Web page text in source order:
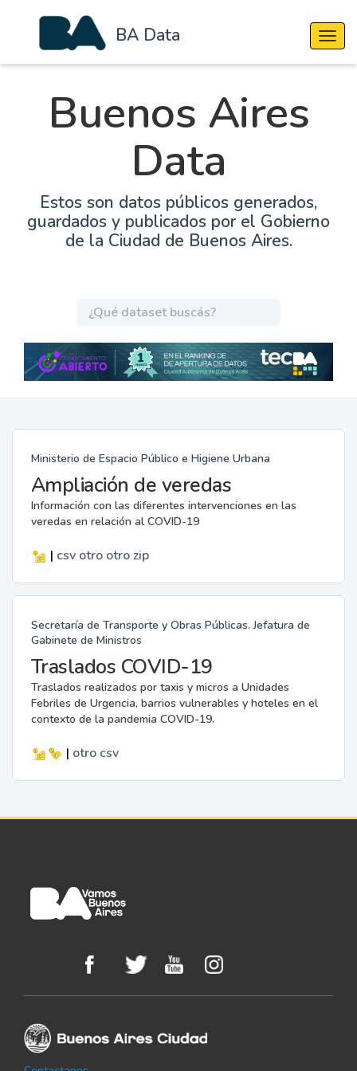
BA Data
Buenos Aires
Data
Estos son datos públicos generados,
guardados y publicados por el Gobierno
de la Ciudad de Buenos Aires.
Ministerio de Espacio Público e Higiene Urbana
Ampliación de veredas
Información con las diferentes intervenciones en las
veredas en relación al COVID-19
| csv otro otro zip
Secretaría de Transporte y Obras Públicas. Jefatura de
Gabinete de Ministros
Traslados COVID-19
Traslados realizados por taxis y micros a Unidades
Febriles de Urgencia, barrios vulnerables y hoteles en el
contexto de la pandemia COVID-19.
| otro csv